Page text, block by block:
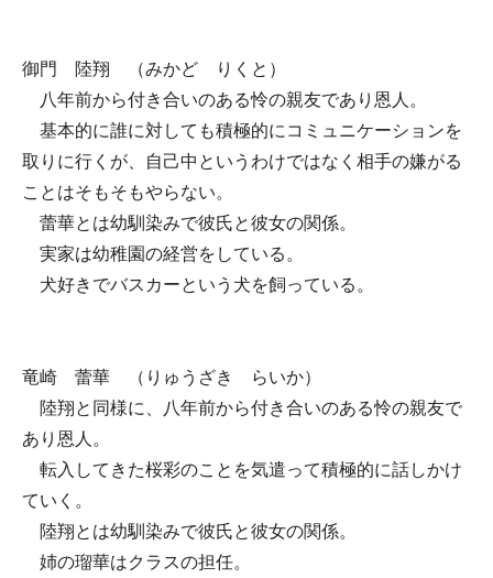
御門 陸翔 （みかど りくと）
八年前から付き合いのある怜の親友であり恩人。
基本的に誰に対しても積極的にコミュニケーションを
取りに行くが、自己中というわけではなく相手の嫌がる
ことはそもそもやらない。
蕾華とは幼馴染みで彼氏と彼女の関係。
実家は幼稚園の経営をしている。
犬好きでバスカーという犬を飼っている。
竜崎 蕾華 （りゅうざき らいか）
陸翔と同様に、八年前から付き合いのある怜の親友で
あり恩人。
転入してきた桜彩のことを気遣って積極的に話しかけ
ていく。
陸翔とは幼馴染みで彼氏と彼女の関係。
姉の瑠華はクラスの担任。